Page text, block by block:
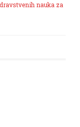
nauka za